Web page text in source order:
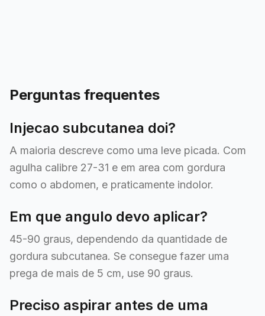
Perguntas frequentes
Injecao subcutanea doi?
A maioria descreve como uma leve picada. Com
agulha calibre 27-31 e em area com gordura
como o abdomen, e praticamente indolor.
Em que angulo devo aplicar?
45-90 graus, dependendo da quantidade de
gordura subcutanea. Se consegue fazer uma
prega de mais de 5 cm, use 90 graus.
Preciso aspirar antes de uma